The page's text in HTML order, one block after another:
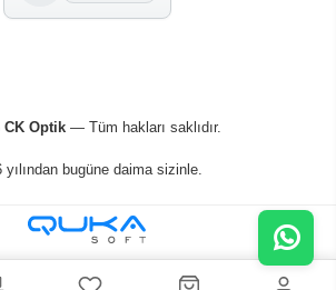
CK Optik— Tüm hakları saklıdır.
yılından bugüne daima sizinle.